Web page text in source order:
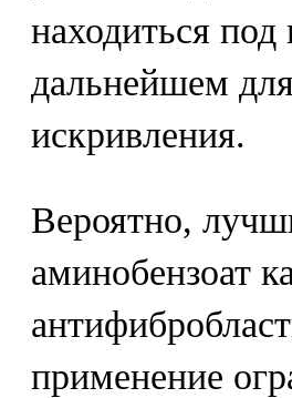
находиться
дальнейшем
искривления.
Вероятно,
аминобензоат
применение